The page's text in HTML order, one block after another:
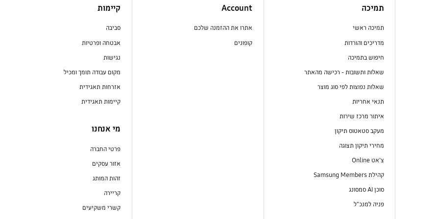
תמיכה
תמיכה ראשי
מדריכים והורדות
חיפוש בתמיכה
שאלות ותשובות - רכישה מהאתר
שאלות נפוצות לפי סוג מוצר
תנאי אחריות
איתור מרכז שירות
מעקב סטאטוס תיקון
מחירי תיקון תצוגה
צ'אט Online
קהילת Samsung Members
סוכן AI סמסונג
פניה למנכ"ל
Account
אתרו את ההזמנה שלכם
קופונים
קיימות
סביבה
אבטחה ופרטיות
נגישות
מקום עבודה תומך ומכיל
אזרחות תאגידית
קיימות תאגידית
מי אנחנו
פרטי החברה
אזור עסקים
זהות המותג
קריירה
קשרי משקיעים